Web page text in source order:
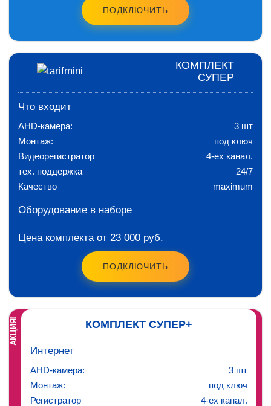
ПОДКЛЮЧИТЬ
КОМПЛЕКТ
СУПЕР
Что входит
AHD-камера:
3 шт
Монтаж:
под ключ
Видеорегистратор
4-ех канал.
тех. поддержка
24/7
Качество
maximum
Оборудование в наборе
Цена комплекта от 23 000 руб.
ПОДКЛЮЧИТЬ
АКЦИЯ! КОМПЛЕКТ СУПЕР+
Интернет
AHD-камера:
3 шт
Монтаж:
под ключ
Регистратор
4-ех канал.